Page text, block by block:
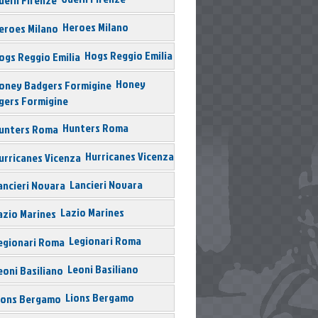
Heroes Milano
Hogs Reggio Emilia
Honey
Formigine
Hunters Roma
Hurricanes Vicenza
Lancieri Novara
Lazio Marines
Legionari Roma
Leoni Basiliano
Lions Bergamo